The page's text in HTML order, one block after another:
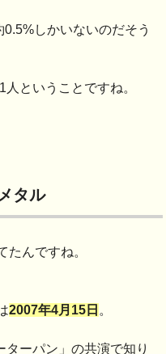
しかいないのだそう
ということですね。
タル
たんですね。
2007年4月15日 。
ーパン」の共演で知り